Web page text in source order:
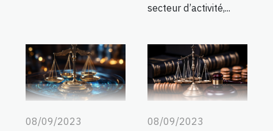
secteur d’activité,...
08/09/2023
08/09/2023